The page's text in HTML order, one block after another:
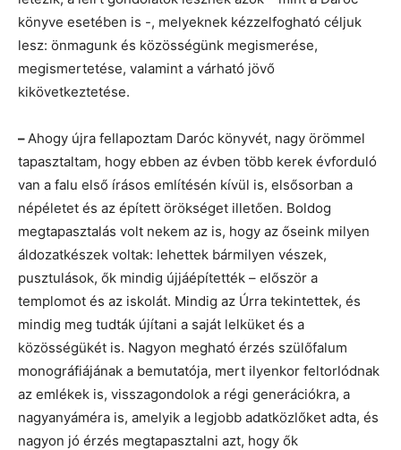
könyve esetében is -, melyeknek kézzelfogható céljuk
lesz: önmagunk és közösségünk megismerése,
megismertetése, valamint a várható jövő
kikövetkeztetése.
–Ahogy újra fellapoztam Daróc könyvét, nagy örömmel
tapasztaltam, hogy ebben az évben több kerek évforduló
van a falu első írásos említésén kívül is, elsősorban a
népéletet és az épített örökséget illetően. Boldog
megtapasztalás volt nekem az is, hogy az őseink milyen
áldozatkészek voltak: lehettek bármilyen vészek,
pusztulások, ők mindig újjáépítették – először a
templomot és az iskolát. Mindig az Úrra tekintettek, és
mindig meg tudták újítani a saját lelküket és a
közösségükét is. Nagyon megható érzés szülőfalum
monográfiájának a bemutatója, mert ilyenkor feltorlódnak
az emlékek is, visszagondolok a régi generációkra, a
nagyanyáméra is, amelyik a legjobb adatközlőket adta, és
nagyon jó érzés megtapasztalni azt, hogy ők